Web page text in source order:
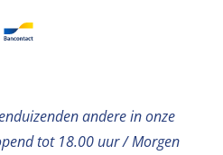
andere in onze
tot 18.00 uur / Morgen